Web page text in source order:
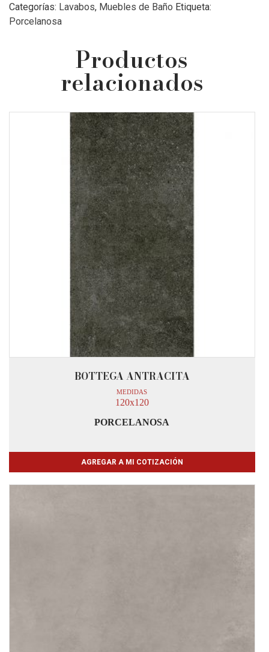
Categorías: Lavabos, Muebles de Baño Etiqueta:
Porcelanosa
Productos
relacionados
BOTTEGA ANTRACITA
MEDIDAS
120x120
PORCELANOSA
AGREGAR A MI COTIZACIÓN